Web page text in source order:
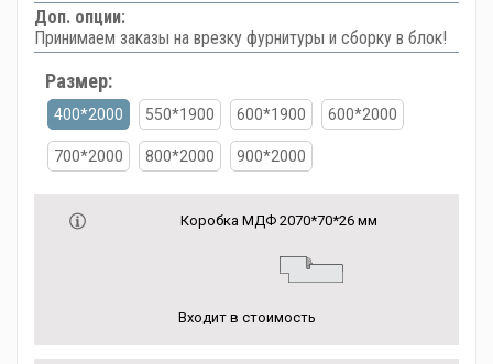
Доп. опции:
Принимаем заказы на врезку фурнитуры и сборку в блок!
Размер:
400*2000 550*1900 600*1900 600*2000
700*2000 800*2000 900*2000
Коробка МДФ 2070*70*26 мм
Входит в стоимость